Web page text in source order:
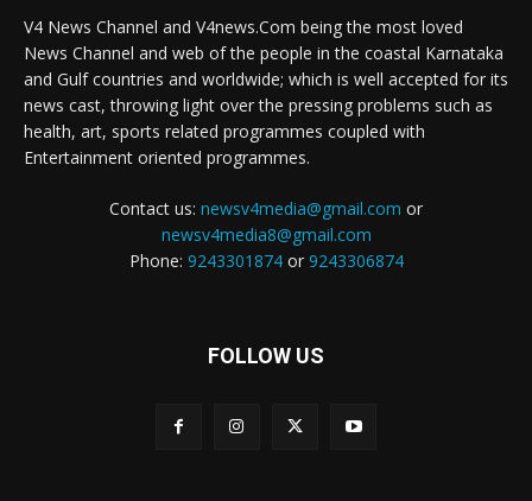
V4 News Channel and V4news.Com being the most loved
News Channel and web of the people in the coastal Karnataka
and Gulf countries and worldwide; which is well accepted for its
news cast, throwing light over the pressing problems such as
health, art, sports related programmes coupled with
Entertainment oriented programmes.
Contact us: newsv4media@gmail.com or
newsv4media8@gmail.com
Phone: 9243301874or 9243306874
FOLLOW US